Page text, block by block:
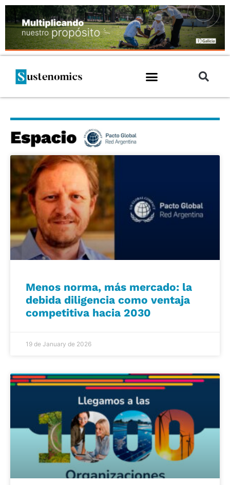
Menos norma, más mercado: la
debida diligencia como ventaja
competitiva hacia 2030
19 de January de 2026